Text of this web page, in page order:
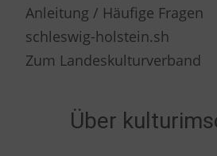
Anleitung / Häufige Fragen
schleswig-holstein.sh
Zum Landeskulturverband
Über